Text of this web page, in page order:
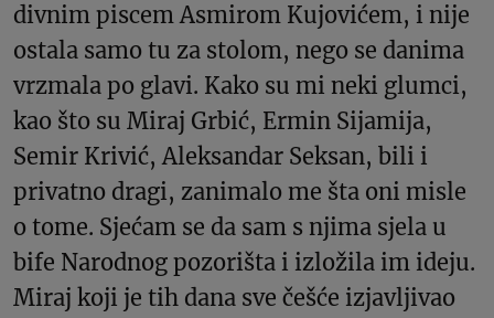
divnim piscem Asmirom Kujovićem, i nije
ostala samo tu za stolom, nego se danima
vrzmala po glavi. Kako su mi neki glumci,
kao što su Miraj Grbić, Ermin Sijamija,
Semir Krivić, Aleksandar Seksan, bili i
privatno dragi, zanimalo me šta oni misle
o tome. Sjećam se da sam s njima sjela u
bife Narodnog pozorišta i izložila im ideju.
Miraj koji je tih dana sve češće izjavljivao